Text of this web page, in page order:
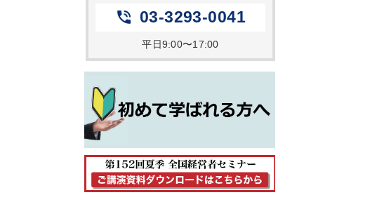
phone_in_talk 03-3293-0041
平日9:00〜17:00